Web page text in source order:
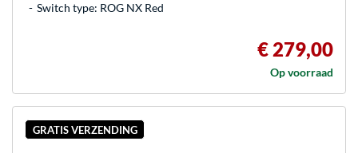
Switch type: ROG NX Red
€ 279,00
Op voorraad
GRATIS VERZENDING